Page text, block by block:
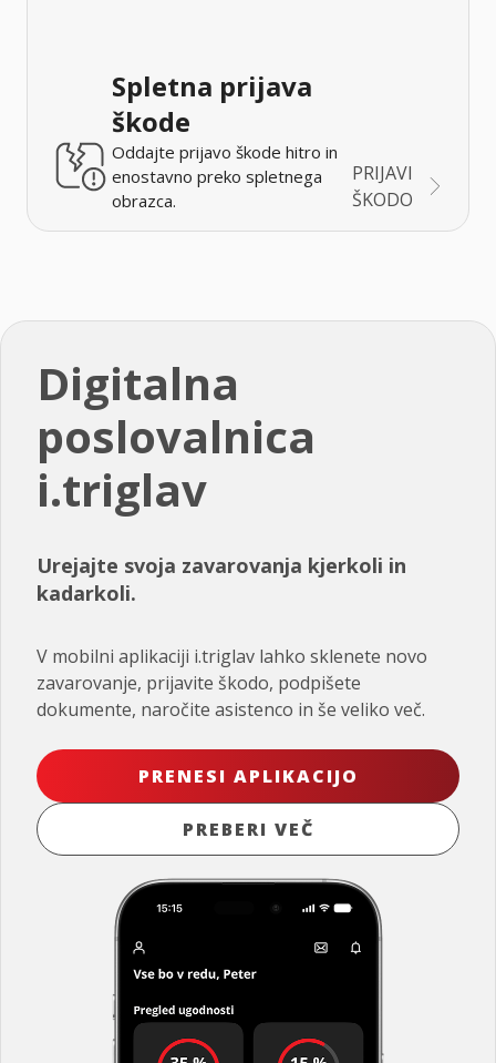
Spletna prijava
škode
Oddajte prijavo škode hitro in
enostavno preko spletnega
obrazca.
PRIJAVI
ŠKODO
Digitalna
poslovalnica
i.triglav
Urejajte svoja zavarovanja kjerkoli in
kadarkoli.
V mobilni aplikaciji i.triglav lahko sklenete novo
zavarovanje, prijavite škodo, podpišete
dokumente, naročite asistenco in še veliko več.
PRENESI APLIKACIJO
PREBERI VEČ